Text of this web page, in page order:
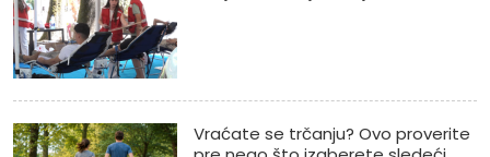
Vraćate se trčanju? Ovo proverite